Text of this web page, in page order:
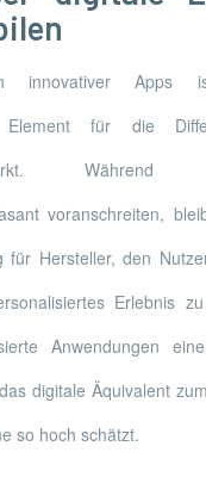
innovativer Apps
Element für die
Während
voranschreiten,
für Hersteller, den
Erlebnis
Anwendungen
digitale Äquivalent
so hoch schätzt.